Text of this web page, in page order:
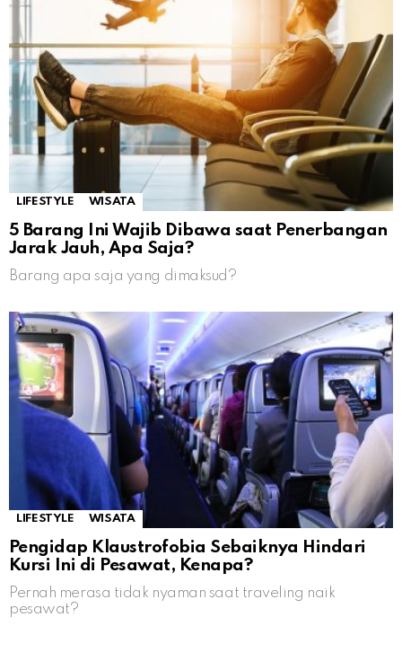
LIFESTYLE WISATA
5 Barang Ini Wajib Dibawa saat Penerbangan
Jarak Jauh, Apa Saja?
Barang apa saja yang dimaksud?
LIFESTYLE WISATA
Pengidap Klaustrofobia Sebaiknya Hindari
Kursi Ini di Pesawat, Kenapa?
Pernah merasa tidak nyaman saat traveling naik
pesawat?